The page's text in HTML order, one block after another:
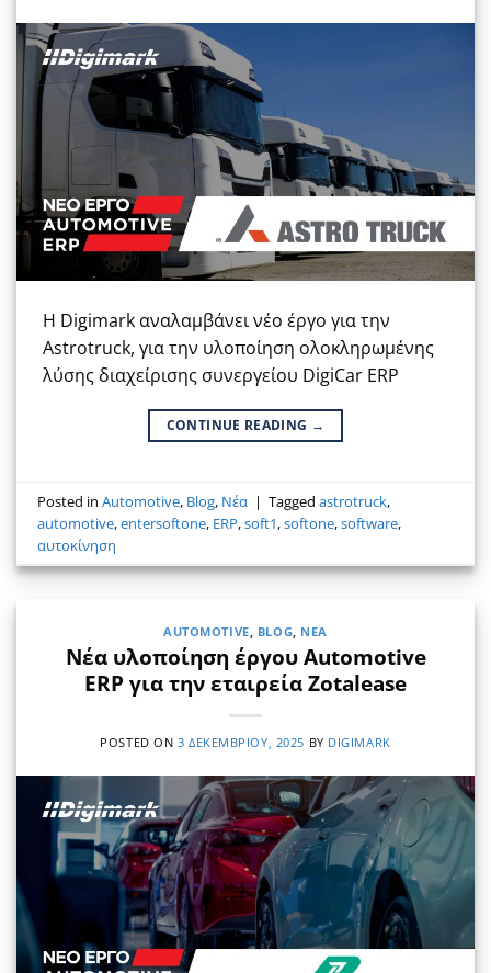
Η Digimark αναλαμβάνει νέο έργο για την
Astrotruck, για την υλοποίηση ολοκληρωμένης
λύσης διαχείρισης συνεργείου DigiCar ERP
CONTINUE READING →
Posted inAutomotive, Blog, Νέα | Taggedastrotruck,
automotive,entersoftone, ERP,soft1,softone,software,
αυτοκίνηση
AUTOMOTIVE, BLOG, ΝΈΑ
Νέα υλοποίηση έργου Automotive
ERP για την εταιρεία Zotalease
POSTED ON 3 ΔΕΚΕΜΒΡΊΟΥ, 2025 BY DIGIMARK